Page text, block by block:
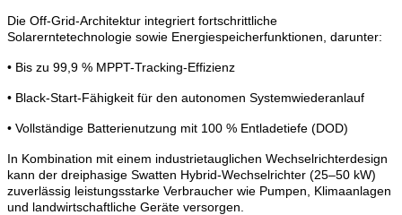
Die Off-Grid-Architektur integriert fortschrittliche
Solarerntetechnologie sowie Energiespeicherfunktionen, darunter:
• Bis zu 99,9 % MPPT-Tracking-Effizienz
• Black-Start-Fähigkeit für den autonomen Systemwiederanlauf
• Vollständige Batterienutzung mit 100 % Entladetiefe (DOD)
In Kombination mit einem industrietauglichen Wechselrichterdesign
kann der dreiphasige Swatten Hybrid-Wechselrichter (25–50 kW)
zuverlässig leistungsstarke Verbraucher wie Pumpen, Klimaanlagen
und landwirtschaftliche Geräte versorgen.